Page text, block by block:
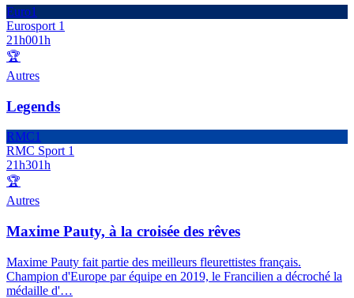
Euro1
Eurosport 1
21h001h
🏆
Autres
Legends
RMC1
RMC Sport 1
21h301h
🏆
Autres
Maxime Pauty, à la croisée des rêves
Maxime Pauty fait partie des meilleurs fleurettistes français.
Champion d'Europe par équipe en 2019, le Francilien a décroché la
médaille d'…